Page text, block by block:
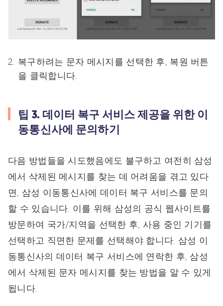
복구하려는 문자 메시지를 선택한 후, 복원 버튼
을 클릭합니다.
팁 3. 데이터 복구 서비스 제공을 위한 이
동통신사에 문의하기
다음 방법들을 시도했음에도 불구하고 여전히 삼성
에서 삭제된 메시지를 찾는 데 어려움을 겪고 있다
면, 삼성 이동통신사에 데이터 복구 서비스를 문의
할 수 있습니다. 이를 위해 삼성의 공식 웹사이트를
방문하여 국가/지역을 선택한 후, 사용 중인 기기를
선택하고 직면한 문제를 선택해야 합니다. 삼성 이
동통신사의 데이터 복구 서비스에 연락한 후, 삼성
에서 삭제된 문자 메시지를 찾는 방법을 알 수 있게
됩니다.